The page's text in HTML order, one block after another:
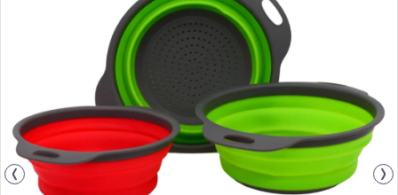
Egészség és szépség
Sport és szabadban
Gyermekeknek